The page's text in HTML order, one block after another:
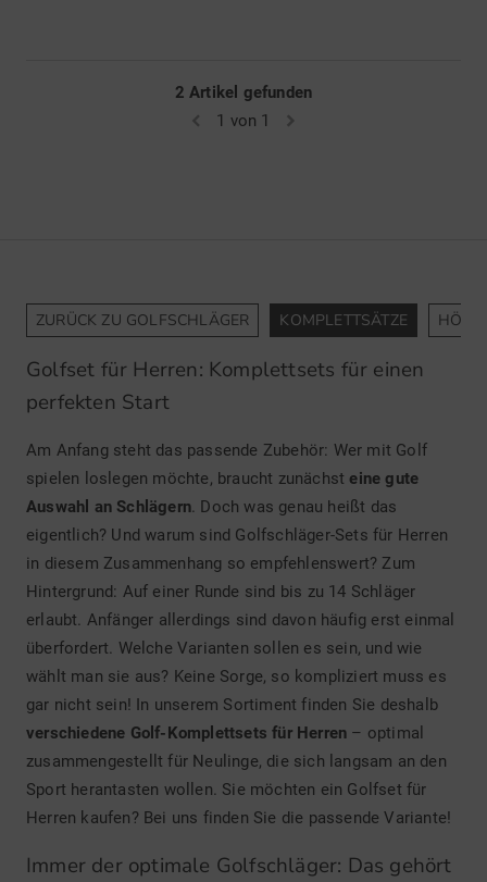
2 Artikel gefunden
1 von 1
ZURÜCK ZU GOLFSCHLÄGER KOMPLETTSÄTZE
Golfset für Herren: Komplettsets für einen
perfekten Start
Am Anfang steht das passende Zubehör: Wer mit Golf
spielen loslegen möchte, braucht zunächst eine gute
Auswahl an Schlägern. Doch was genau heißt das
eigentlich? Und warum sind Golfschläger-Sets für Herren
in diesem Zusammenhang so empfehlenswert? Zum
Hintergrund: Auf einer Runde sind bis zu 14 Schläger
erlaubt. Anfänger allerdings sind davon häufig erst einmal
überfordert. Welche Varianten sollen es sein, und wie
wählt man sie aus? Keine Sorge, so kompliziert muss es
gar nicht sein! In unserem Sortiment finden Sie deshalb
verschiedene Golf-Komplettsets für Herren – optimal
zusammengestellt für Neulinge, die sich langsam an den
Sport herantasten wollen. Sie möchten ein Golfset für
Herren kaufen? Bei uns finden Sie die passende Variante!
Immer der optimale Golfschläger: Das gehört